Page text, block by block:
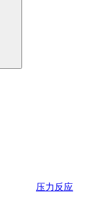
压力反应